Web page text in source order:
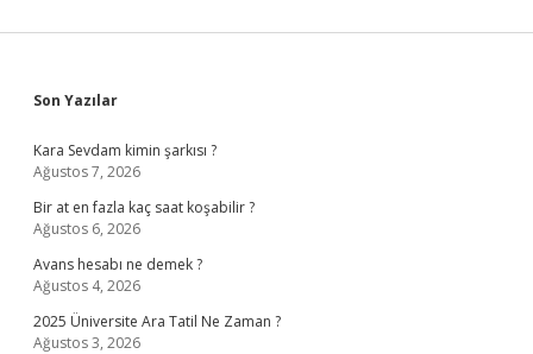
Sidebar
Son Yazılar
Kara Sevdam kimin şarkısı ?
Ağustos 7, 2026
Bir at en fazla kaç saat koşabilir ?
Ağustos 6, 2026
Avans hesabı ne demek ?
Ağustos 4, 2026
2025 Üniversite Ara Tatil Ne Zaman ?
Ağustos 3, 2026